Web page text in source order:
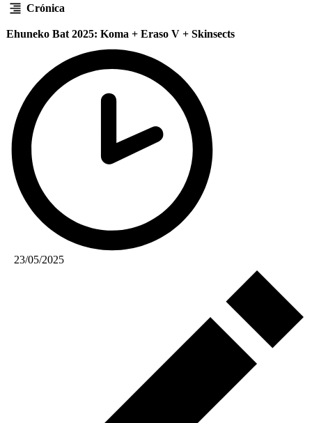
Crónica
Ehuneko Bat 2025: Koma + Eraso V + Skinsects
23/05/2025